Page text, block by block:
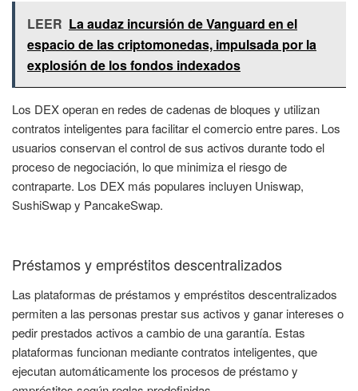
LEER La audaz incursión de Vanguard en el
espacio de las criptomonedas, impulsada por la
explosión de los fondos indexados
Los DEX operan en redes de cadenas de bloques y utilizan
contratos inteligentes para facilitar el comercio entre pares. Los
usuarios conservan el control de sus activos durante todo el
proceso de negociación, lo que minimiza el riesgo de
contraparte. Los DEX más populares incluyen Uniswap,
SushiSwap y PancakeSwap.
Préstamos y empréstitos descentralizados
Las plataformas de préstamos y empréstitos descentralizados
permiten a las personas prestar sus activos y ganar intereses o
pedir prestados activos a cambio de una garantía. Estas
plataformas funcionan mediante contratos inteligentes, que
ejecutan automáticamente los procesos de préstamo y